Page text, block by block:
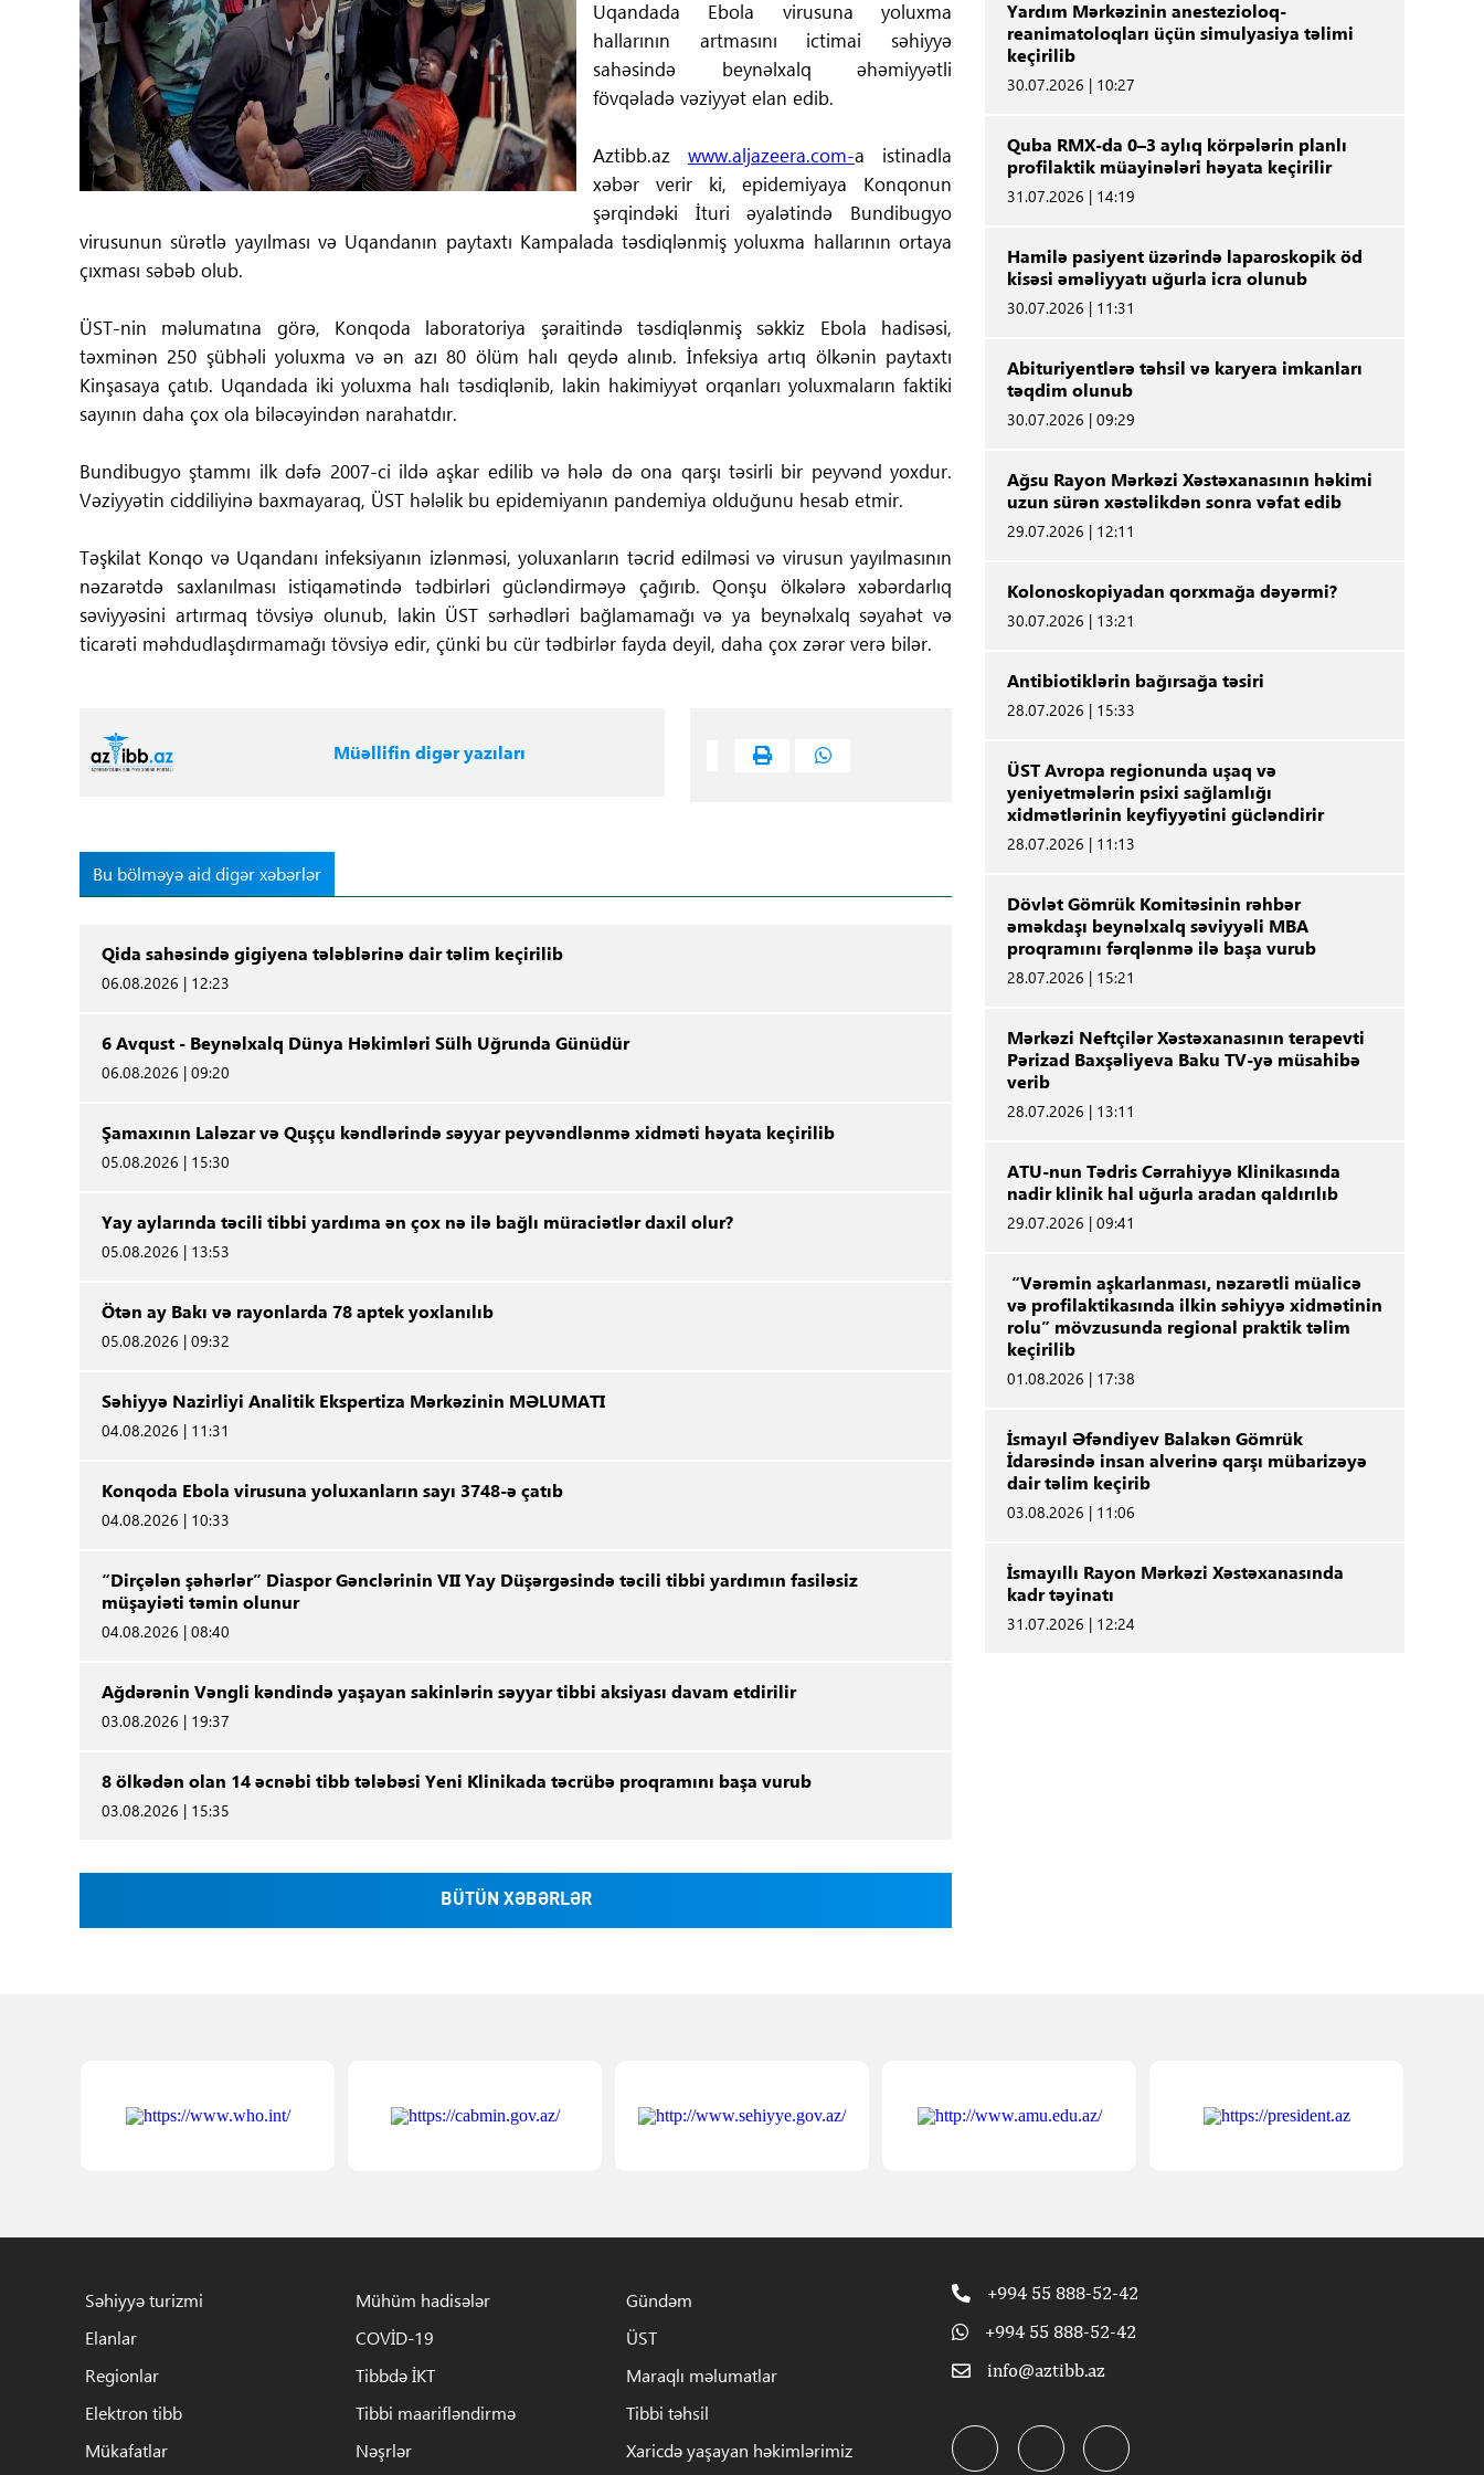
Uqandada Ebola virusuna yoluxma
hallarının artmasını ictimai səhiyyə
sahəsində beynəlxalq əhəmiyyətli
fövqəladə vəziyyət elan edib.
Aztibb.az www.aljazeera.com-a istinadla
xəbər verir ki, epidemiyaya Konqonun
şərqindəki İturi əyalətində Bundibugyo
virusunun sürətlə yayılması və Uqandanın paytaxtı Kampalada təsdiqlənmiş yoluxma hallarının ortaya
çıxması səbəb olub.
ÜST-nin məlumatına görə, Konqoda laboratoriya şəraitində təsdiqlənmiş səkkiz Ebola hadisəsi,
təxminən 250 şübhəli yoluxma və ən azı 80 ölüm halı qeydə alınıb. İnfeksiya artıq ölkənin paytaxtı
Kinşasaya çatıb. Uqandada iki yoluxma halı təsdiqlənib, lakin hakimiyyət orqanları yoluxmaların faktiki
sayının daha çox ola biləcəyindən narahatdır.
Bundibugyo ştammı ilk dəfə 2007-ci ildə aşkar edilib və hələ də ona qarşı təsirli bir peyvənd yoxdur.
Vəziyyətin ciddiliyinə baxmayaraq, ÜST hələlik bu epidemiyanın pandemiya olduğunu hesab etmir.
Təşkilat Konqo və Uqandanı infeksiyanın izlənməsi, yoluxanların təcrid edilməsi və virusun yayılmasının
nəzarətdə saxlanılması istiqamətində tədbirləri gücləndirməyə çağırıb. Qonşu ölkələrə xəbərdarlıq
səviyyəsini artırmaq tövsiyə olunub, lakin ÜST sərhədləri bağlamamağı və ya beynəlxalq səyahət və
ticarəti məhdudlaşdırmamağı tövsiyə edir, çünki bu cür tədbirlər fayda deyil, daha çox zərər verə bilər.
Müəllifin digər yazıları
Bu bölməyə aid digər xəbərlər
Qida sahəsində gigiyena tələblərinə dair təlim keçirilib
06.08.2026 | 12:23
6 Avqust - Beynəlxalq Dünya Həkimləri Sülh Uğrunda Günüdür
06.08.2026 | 09:20
Şamaxının Laləzar və Quşçu kəndlərində səyyar peyvəndlənmə xidməti həyata keçirilib
05.08.2026 | 15:30
Yay aylarında təcili tibbi yardıma ən çox nə ilə bağlı müraciətlər daxil olur?
05.08.2026 | 13:53
Ötən ay Bakı və rayonlarda 78 aptek yoxlanılıb
05.08.2026 | 09:32
Səhiyyə Nazirliyi Analitik Ekspertiza Mərkəzinin MƏLUMATI
04.08.2026 | 11:31
Konqoda Ebola virusuna yoluxanların sayı 3748-ə çatıb
04.08.2026 | 10:33
“Dirçələn şəhərlər” Diaspor Gənclərinin VII Yay Düşərgəsində təcili tibbi yardımın fasiləsiz
müşayiəti təmin olunur
04.08.2026 | 08:40
Ağdərənin Vəngli kəndində yaşayan sakinlərin səyyar tibbi aksiyası davam etdirilir
03.08.2026 | 19:37
8 ölkədən olan 14 əcnəbi tibb tələbəsi Yeni Klinikada təcrübə proqramını başa vurub
03.08.2026 | 15:35
BÜTÜN XƏBƏRLƏR
Yardım Mərkəzinin anestezioloq-
reanimatoloqları üçün simulyasiya təlimi
keçirilib
30.07.2026 | 10:27
Quba RMX-da 0–3 aylıq körpələrin planlı
profilaktik müayinələri həyata keçirilir
31.07.2026 | 14:19
Hamilə pasiyent üzərində laparoskopik öd
kisəsi əməliyyatı uğurla icra olunub
30.07.2026 | 11:31
Abituriyentlərə təhsil və karyera imkanları
təqdim olunub
30.07.2026 | 09:29
Ağsu Rayon Mərkəzi Xəstəxanasının həkimi
uzun sürən xəstəlikdən sonra vəfat edib
29.07.2026 | 12:11
Kolonoskopiyadan qorxmağa dəyərmi?
30.07.2026 | 13:21
Antibiotiklərin bağırsağa təsiri
28.07.2026 | 15:33
ÜST Avropa regionunda uşaq və
yeniyetmələrin psixi sağlamlığı
xidmətlərinin keyfiyyətini gücləndirir
28.07.2026 | 11:13
Dövlət Gömrük Komitəsinin rəhbər
əməkdaşı beynəlxalq səviyyəli MBA
proqramını fərqlənmə ilə başa vurub
28.07.2026 | 15:21
Mərkəzi Neftçilər Xəstəxanasının terapevti
Pərizad Baxşəliyeva Baku TV-yə müsahibə
verib
28.07.2026 | 13:11
ATU-nun Tədris Cərrahiyyə Klinikasında
nadir klinik hal uğurla aradan qaldırılıb
29.07.2026 | 09:41
“Vərəmin aşkarlanması, nəzarətli müalicə
və profilaktikasında ilkin səhiyyə xidmətinin
rolu” mövzusunda regional praktik təlim
keçirilib
01.08.2026 | 17:38
İsmayıl Əfəndiyev Balakən Gömrük
İdarəsində insan alverinə qarşı mübarizəyə
dair təlim keçirib
03.08.2026 | 11:06
İsmayıllı Rayon Mərkəzi Xəstəxanasında
kadr təyinatı
31.07.2026 | 12:24
Səhiyyə turizmi Mühüm hadisələr
Gündəm
Elanlar
COVİD-19
ÜST
Regionlar
Tibbdə İKT
Maraqlı məlumatlar
Elektron tibb
Tibbi maarifləndirmə
Tibbi təhsil
Mükafatlar
Nəşrlər Xaricdə yaşayan həkimlərimiz
+994 55 888-52-42
+994 55 888-52-42
info@aztibb.az
Tibbdə İKT
Regionlar
Tibbi maarifləndirmə
Mühüm hadisələr
COVID-19